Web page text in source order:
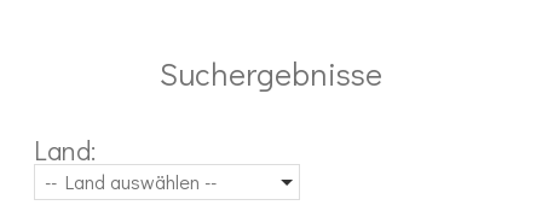
Suchergebnisse
Land:
-- Land auswählen --